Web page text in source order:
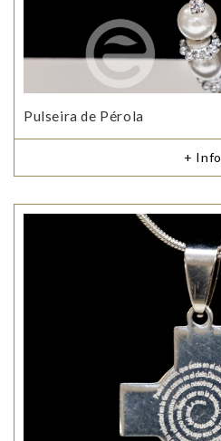
Pulseira de Pérola
+ Info